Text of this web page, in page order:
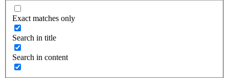
Exact matches only
Search in title
Search in content